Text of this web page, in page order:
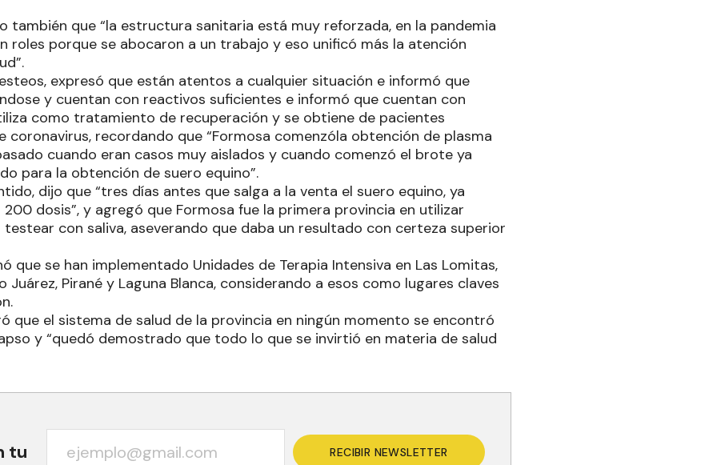
también que “la estructura sanitaria está muy reforzada, en la pandemia
roles porque se abocaron a un trabajo y eso unificó más la atención
expresó que están atentos a cualquier situación e informó que
y cuentan con reactivos suficientes e informó que cuentan con
como tratamiento de recuperación y se obtiene de pacientes
coronavirus, recordando que “Formosa comenzóla obtención de plasma
cuando eran casos muy aislados y cuando comenzó el brote ya
para la obtención de suero equino”.
dijo que “tres días antes que salga a la venta el suero equino, ya
dosis”, y agregó que Formosa fue la primera provincia en utilizar
testear con saliva, aseverando que daba un resultado con certeza superior
que se han implementado Unidades de Terapia Intensiva en Las Lomitas,
Juárez, Pirané y Laguna Blanca, considerando a esos como lugares claves
que el sistema de salud de la provincia en ningún momento se encontró
y “quedó demostrado que todo lo que se invirtió en materia de salud
tu RECIBIR NEWSLETTER